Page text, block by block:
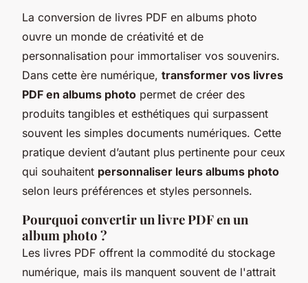
La conversion de livres PDF en albums photo
ouvre un monde de créativité et de
personnalisation pour immortaliser vos souvenirs.
Dans cette ère numérique, transformer vos livres
PDF en albums photo permet de créer des
produits tangibles et esthétiques qui surpassent
souvent les simples documents numériques. Cette
pratique devient d’autant plus pertinente pour ceux
qui souhaitent personnaliser leurs albums photo
selon leurs préférences et styles personnels.
Pourquoi convertir un livre PDF en un
album photo ?
Les livres PDF offrent la commodité du stockage
numérique, mais ils manquent souvent de l'attrait